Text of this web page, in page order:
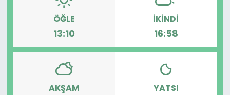
ÖĞLE
13:10
İKINDI
16:58
AKŞAM YATSI